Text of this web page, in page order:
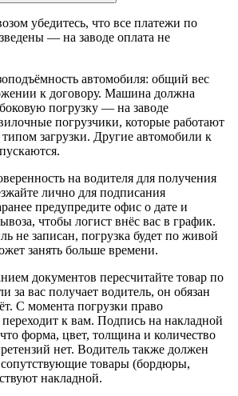
убедитесь, что все платежи по
— на заводе оплата не
автомобиля: общий вес
к договору. Машина должна
погрузку — на заводе
погрузчики, которые работают
типом загрузки. Другие автомобили к
на водителя для получения
лично для подписания
предупредите офис о дате и
чтобы логист внёс вас в график.
не записан, погрузка будет по живой
занять больше времени.
документов пересчитайте товар по
за вас получает водитель, он обязан
С момента погрузки право
переходит к вам. Подпись на накладной
форма, цвет, толщина и количество
нет. Водитель также должен
сопутствующие товары (бордюры,
накладной.